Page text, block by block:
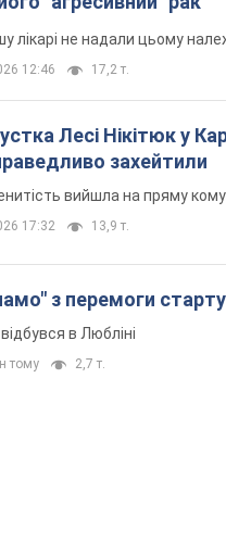
лікарі не надали цьому
12:46 17,2 т.
Лесі Нікітюк у
захейтили
вийшла на пряму
17:32 13,9 т.
з перемоги
в Любліні
тому 2,7 т.